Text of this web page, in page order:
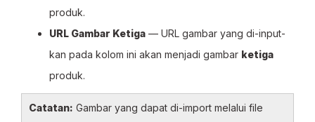
produk.
URL Gambar Ketiga — URL gambar yang di-input-
kan pada kolom ini akan menjadi gambar ketiga
produk.
Catatan: Gambar yang dapat di-import melalui file